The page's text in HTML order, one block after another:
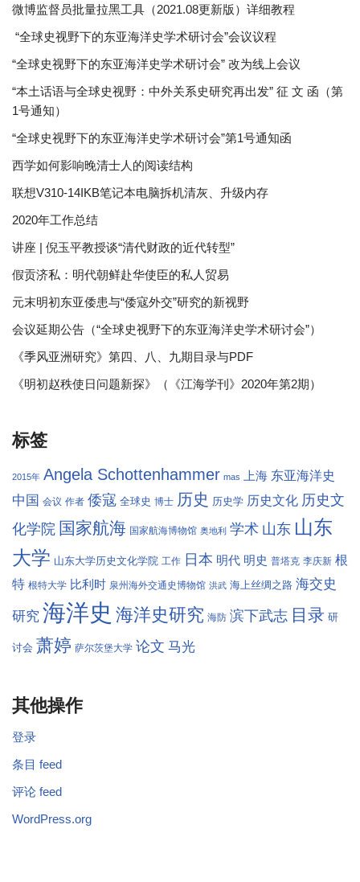
微博监督员批量拉黑工具（2021.08更新版）详细教程
“全球史视野下的东亚海洋史学术研讨会”会议议程
“全球史视野下的东亚海洋史学术研讨会” 改为线上会议
“本土话语与全球史视野：中外关系史研究再出发” 征 文 函（第
1号通知）
“全球史视野下的东亚海洋史学术研讨会”第1号通知函
西学如何影响晚清士人的阅读结构
联想V310-14IKB笔记本电脑拆机清灰、升级内存
2020年工作总结
讲座 | 倪玉平教授谈“清代财政的近代转型”
假贡济私：明代朝鲜赴华使臣的私人贸易
元末明初东亚倭患与“倭寇外交”研究的新视野
会议延期公告（“全球史视野下的东亚海洋史学术研讨会”）
《季风亚洲研究》第四、八、九期目录与PDF
《明初赵秩使日问题新探》（《江海学刊》2020年第2期）
标签
2015年 Angela Schottenhammer mas 上海 东亚海洋史
中国 会议 作者 倭寇 全球史 博士 历史 历史学 历史文化 历史文
化学院 国家航海 国家航海博物馆 奥地利 学术 山东 山东
大学 山东大学历史文化学院 工作 日本 明代 明史 普塔克 李庆新 根
特 根特大学 比利时 泉州海外交通史博物馆 洪武 海上丝绸之路 海交史
研究 海洋史 海洋史研究 海防 滨下武志 目录 研
讨会 萧婷 萨尔茨堡大学 论文 马光
其他操作
登录
条目 feed
评论 feed
WordPress.org